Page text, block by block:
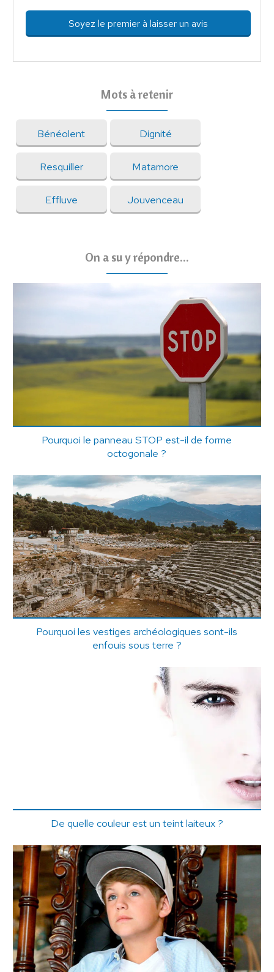
Soyez le premier à laisser un avis
Mots à retenir
Bénéolent Dignité
Resquiller Matamore
Effluve Jouvenceau
On a su y répondre...
Pourquoi le panneau STOP est-il de forme
octogonale ?
Pourquoi les vestiges archéologiques sont-ils
enfouis sous terre ?
De quelle couleur est un teint laiteux ?